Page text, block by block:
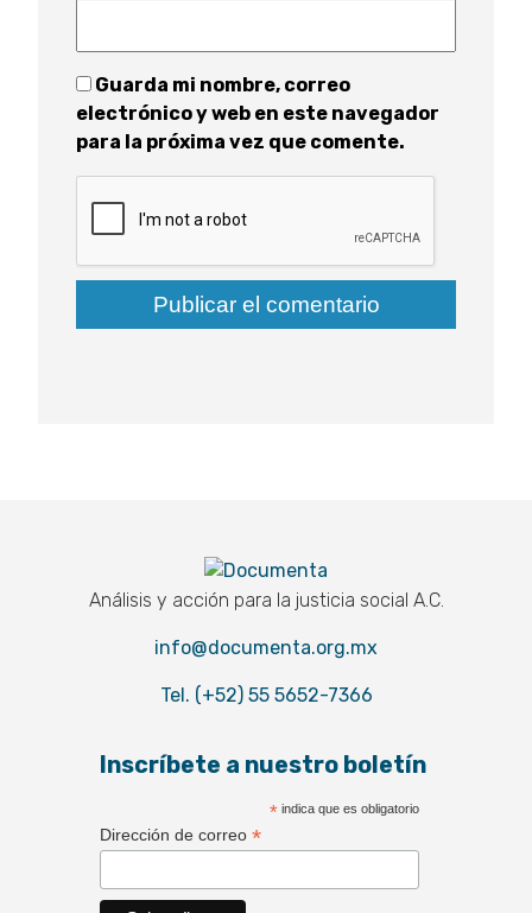
Guarda mi nombre, correo
electrónico y web en este navegador
para la próxima vez que comente.
Documenta
Análisis y acción para la justicia social A.C.
info@documenta.org.mx
Tel. (+52) 55 5652-7366
Inscríbete a nuestro boletín
*indica que es obligatorio
Dirección de correo *